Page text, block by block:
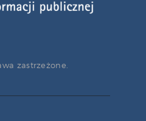
zastrzeżone.